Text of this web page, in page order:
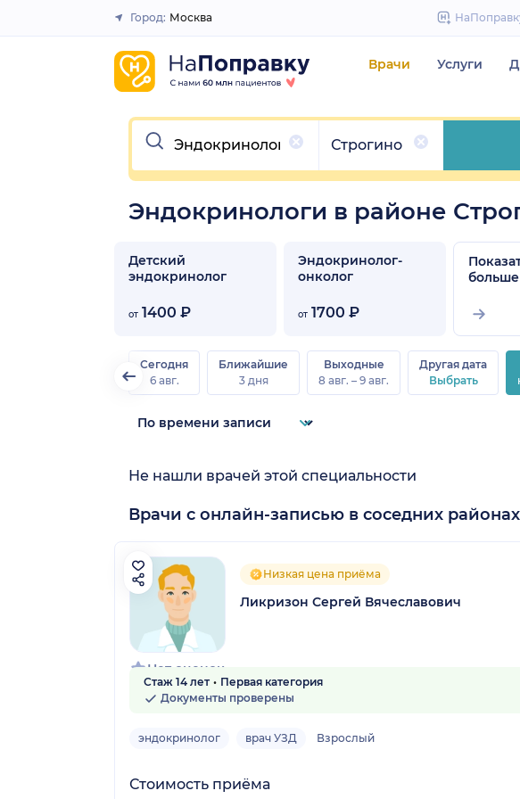
Закрыть
Город: Москва
Врачи Услуги
Очистить
Строгино
Эндокринологи в районе
Детский
эндокринолог
от 1400 ₽
Эндокринолог-
онколог
от 1700 ₽
Сегодня
6 авг.
Ближайшие
3 дня
Выходные
8 авг. – 9 авг.
Другая дата
Выбрать
Не нашли врачей этой специальности
Врачи с онлайн-записью в соседних районах
Нет оценок
Низкая цена приёма
Ликризон Сергей Вячеславович
Стаж 14 лет
Первая категория
Документы проверены
эндокринолог врач УЗД Взрослый
Стоимость приёма